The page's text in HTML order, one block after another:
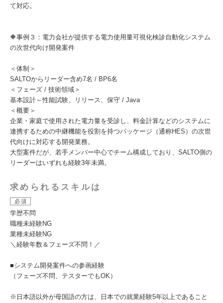
て対応。
🔶事例３：電力会社が提供する電力使用量可視化検診自動化システム
の次世代向け開発案件
＜体制＞
SALTOからリーダー含め7名 / BP6名
＜フェーズ / 技術領域＞
基本設計～性能試験、リリース、保守 / Java
＜概要＞
企業・家庭で使用された電力量を受診し、料金計算などのシステムに
連携するための中継機能を役割を持つパッケージ（通称HES）の次世
代向けに対応する開発業務。
大型案件だが、若手メンバー中心でチーム構成しており、SALTO側の
リーダーはいずれも経験3年未満。
求められるスキルは
必須
学歴不問
職種未経験NG
業種未経験NG
＼経験年数＆フェーズ不問！／
■システム開発案件への参画経験
（フェーズ不問、テスターでもOK）
※日本語以外が母国語の方は、日本での就業経験5年以上であること